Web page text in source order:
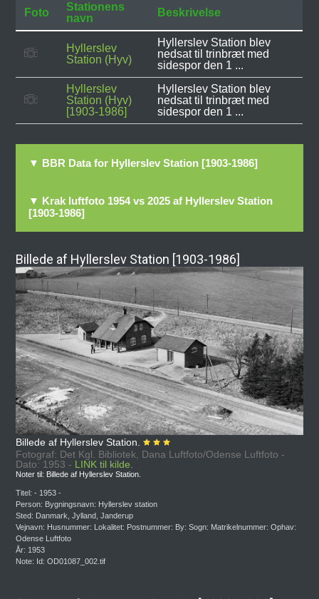
Foto
Stationens
navn
Beskrivelse
Hyllerslev
Station (Hyv)
Hyllerslev Station blev
nedsat til trinbræt med
sidespor den 1 ...
Hyllerslev
Station (Hyv)
[1903-1986]
Hyllerslev Station blev
nedsat til trinbræt med
sidespor den 1 ...
▼ BBR Data for Hyllerslev Station [1903-1986]
▼ Krak luftfoto 1954 vs 2025 af Hyllerslev Station
[1903-1986]
Billede af Hyllerslev Station [1903-1986]
Billede af Hyllerslev Station.
Fotograf: Det Kgl. Bibliotek, Dana Luftfoto/Odense Luftfoto -
Dato: 1953 - LINK til kilde.
Noter til: Billede af Hyllerslev Station.
Titel: - 1953 -
Person: Bygningsnavn: Hyllerslev station
Sted: Danmark, Jylland, Janderup
Vejnavn: Husnummer: Lokalitet: Postnummer: By: Sogn: Matrikelnummer: Ophav:
Odense Luftfoto
År: 1953
Note: Id: OD01087_002.tif